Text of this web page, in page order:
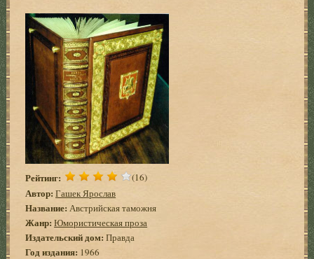
Рейтинг: (16)
Автор: Гашек Ярослав
Название: Австрийская таможня
Жанр: Юмористическая проза
Издательский дом: Правда
Год издания: 1966